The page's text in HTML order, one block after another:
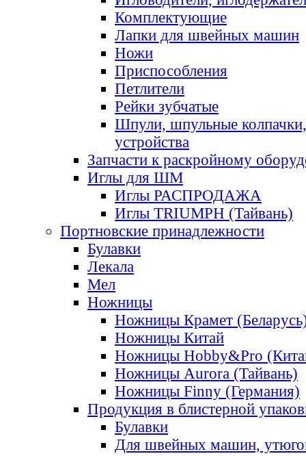
Комплектующие
Лапки для швейных машин
Ножи
Приспособления
Петлители
Рейки зубчатые
Шпули, шпульные
устройства
Запчасти к раскройному
Иглы для ШМ
Иглы РАСПРОДАЖА
Иглы TRIUMPH (Тайвань)
Портновские принадлежности
Булавки
Лекала
Мел
Ножницы
Ножницы Крамет
Ножницы Китай
Ножницы Hobby&Pro
Ножницы Aurora (Тайвань)
Ножницы Finny (Германия)
Продукция в блистерной
Булавки
Для швейных машин,